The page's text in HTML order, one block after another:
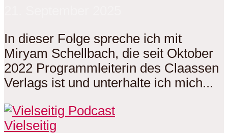
In dieser Folge spreche ich mit
Miryam Schellbach, die seit Oktober
2022 Programmleiterin des Claassen
Verlags ist und unterhalte ich mich...
Vielseitig